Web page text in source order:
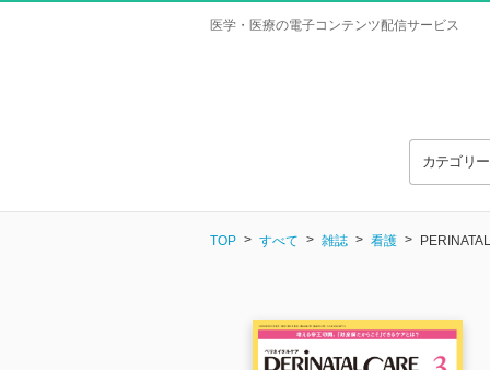
医学・医療の電子コンテンツ配信サービス
カテゴリ
TOP すべて 雑誌 看護